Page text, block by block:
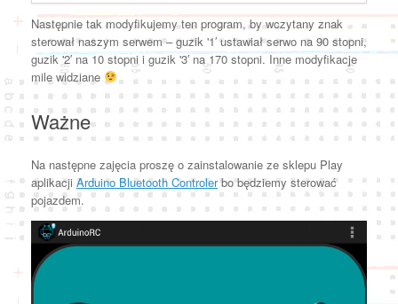
Następnie tak modyfikujemy ten program, by wczytany znak
sterował naszym serwem – guzik '1′ ustawiał serwo na 90 stopni,
guzik '2′ na 10 stopni i guzik '3′ na 170 stopni. Inne modyfikacje
mile widziane
Ważne
Na następne zajęcia proszę o zainstalowanie ze sklepu Play
aplikacji Arduino Bluetooth Controlerbo będziemy sterować
pojazdem.